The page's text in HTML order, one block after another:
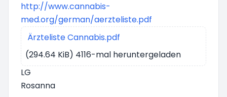
http://www.cannabis-
med.org/german/aerzteliste.pdf
Ärzteliste Cannabis.pdf
(294.64 KiB) 4116-mal heruntergeladen
LG
Rosanna